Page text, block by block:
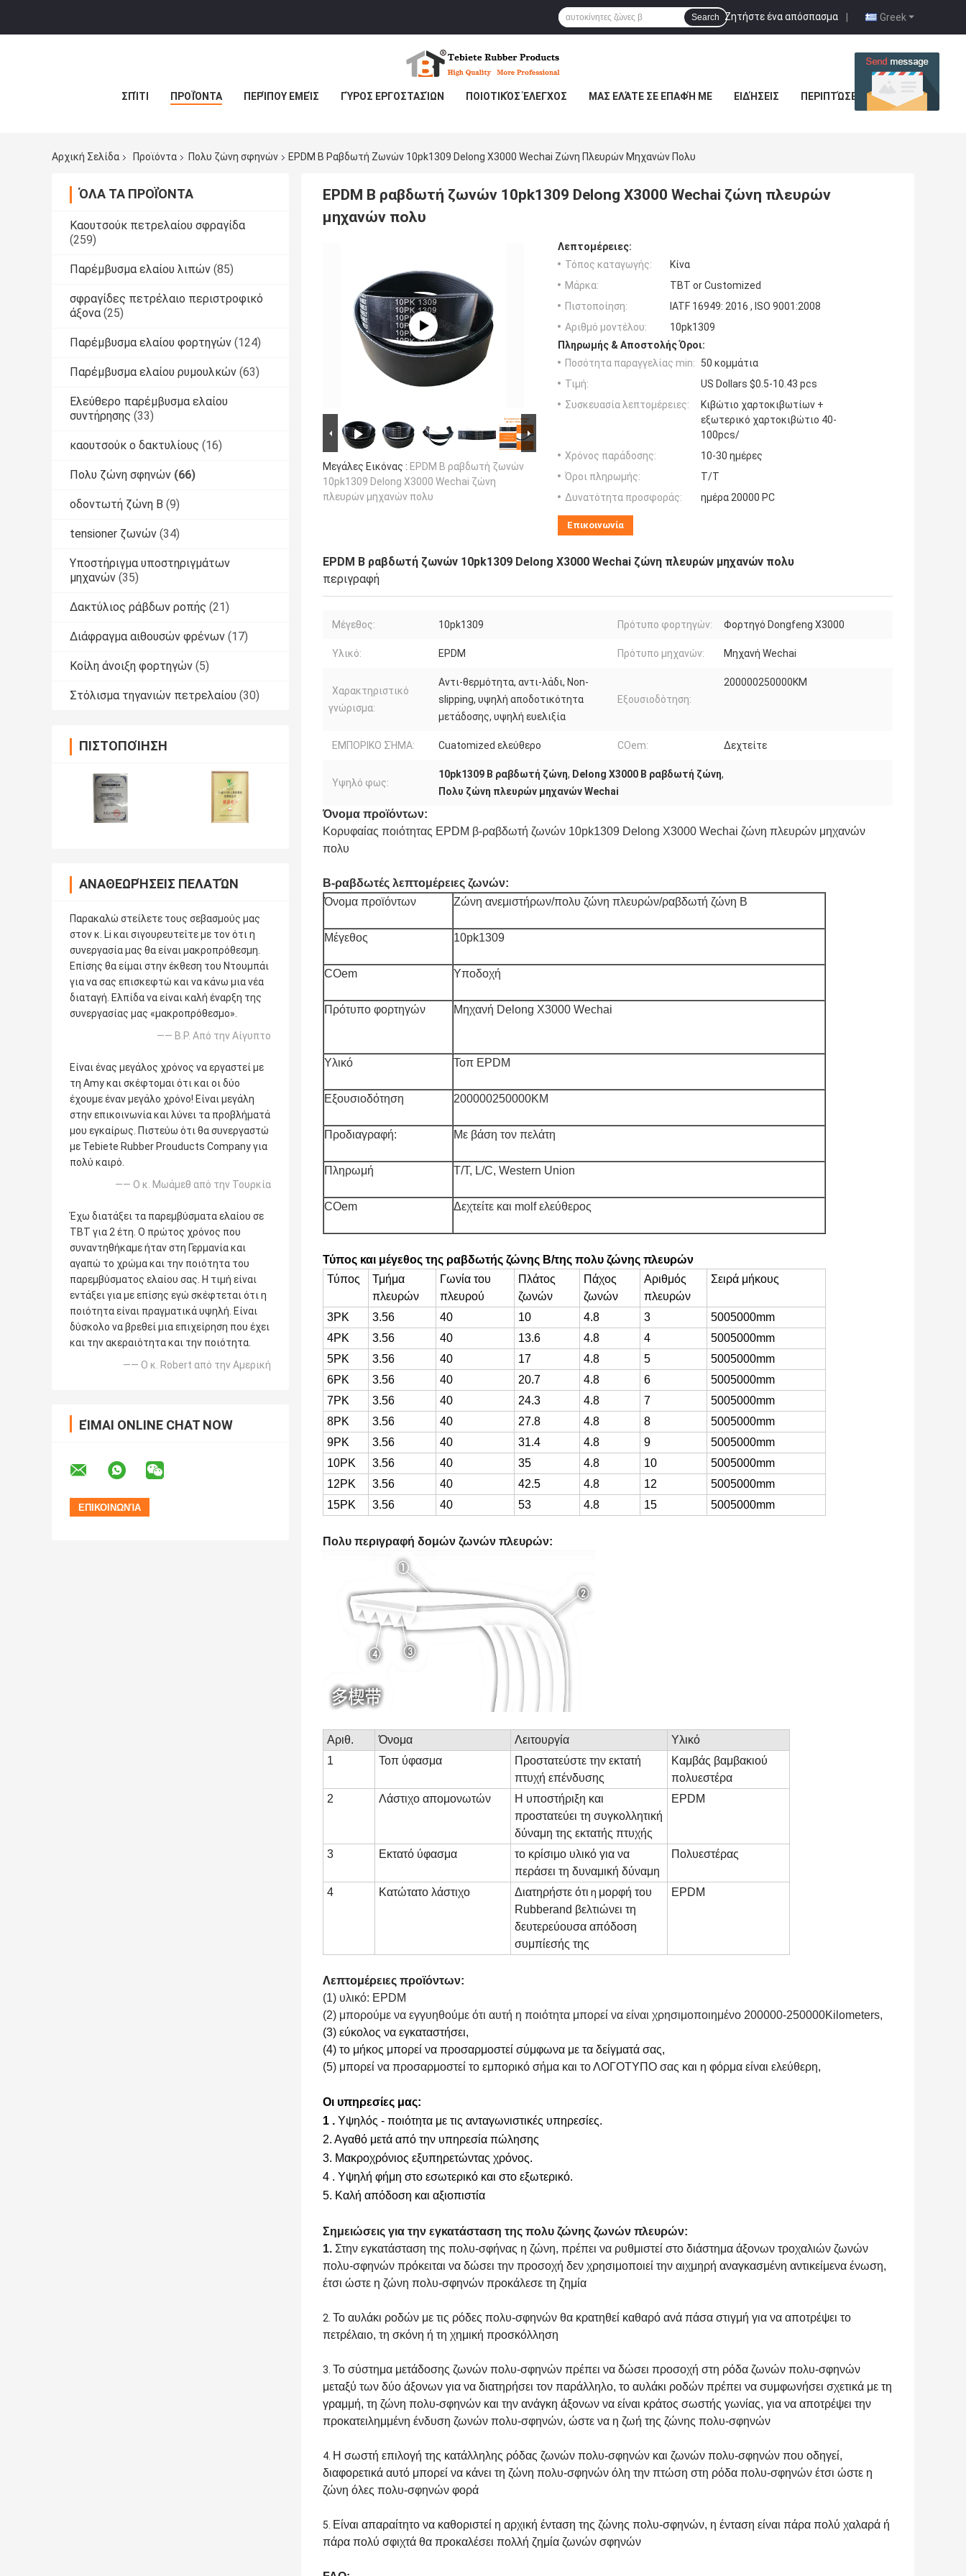
Greek
Ζητήστε ένα απόσπασμα |
Search
ΣΠΊΤΙ ΠΡΟΪΌΝΤΑ ΠΕΡΊΠΟΥ ΕΜΕΊΣ ΓΎΡΟΣ ΕΡΓΟΣΤΑΣΊΩΝ ΠΟΙΟΤΙΚΌΣ ΈΛΕΓΧΟΣ ΜΑΣ ΕΛΆΤΕ ΣΕ ΕΠΑΦΉ ΜΕ ΕΙΔΉΣΕΙΣ ΠΕΡΙΠΤΏΣΕΙΣ
Αρχική Σελίδα Προϊόντα Πολυ ζώνη σφηνών EPDM Β Ραβδωτή Ζωνών 10pk1309 Delong X3000 Wechai Ζώνη Πλευρών Μηχανών Πολυ
ΌΛΑ ΤΑ ΠΡΟΪΌΝΤΑ
Καουτσούκ πετρελαίου σφραγίδα
(259)
Παρέμβυσμα ελαίου λιπών (85)
σφραγίδες πετρέλαιο περιστροφικό
άξονα (25)
Παρέμβυσμα ελαίου φορτηγών (124)
Παρέμβυσμα ελαίου ρυμουλκών (63)
Ελεύθερο παρέμβυσμα ελαίου
συντήρησης (33)
καουτσούκ o δακτυλίους (16)
Πολυ ζώνη σφηνών (66)
οδοντωτή ζώνη Β (9)
tensioner ζωνών (34)
Υποστήριγμα υποστηριγμάτων
μηχανών (35)
Δακτύλιος ράβδων ροπής (21)
Διάφραγμα αιθουσών φρένων (17)
Κοίλη άνοιξη φορτηγών (5)
Στόλισμα τηγανιών πετρελαίου (30)
ΠΙΣΤΟΠΟΊΗΣΗ
ΑΝΑΘΕΩΡΉΣΕΙΣ ΠΕΛΑΤΏΝ
Παρακαλώ στείλετε τους σεβασμούς μας
στον κ. Li και σιγουρευτείτε με τον ότι η
συνεργασία μας θα είναι μακροπρόθεσμη.
Επίσης θα είμαι στην έκθεση του Ντουμπάι
για να σας επισκεφτώ και να κάνω μια νέα
διαταγή. Ελπίδα να είναι καλή έναρξη της
συνεργασίας μας «μακροπρόθεσμο».
—— B.P. Από την Αίγυπτο
Είναι ένας μεγάλος χρόνος να εργαστεί με
τη Amy και σκέφτομαι ότι και οι δύο
έχουμε έναν μεγάλο χρόνο! Είναι μεγάλη
στην επικοινωνία και λύνει τα προβλήματά
μου εγκαίρως. Πιστεύω ότι θα συνεργαστώ
με Tebiete Rubber Prouducts Company για
πολύ καιρό.
—— Ο κ. Μωάμεθ από την Τουρκία
Έχω διατάξει τα παρεμβύσματα ελαίου σε
TBT για 2 έτη. Ο πρώτος χρόνος που
συναντηθήκαμε ήταν στη Γερμανία και
αγαπώ το χρώμα και την ποιότητα του
παρεμβύσματος ελαίου σας. Η τιμή είναι
εντάξει για με επίσης εγώ σκέφτεται ότι η
ποιότητα είναι πραγματικά υψηλή. Είναι
δύσκολο να βρεθεί μια επιχείρηση που έχει
και την ακεραιότητα και την ποιότητα.
—— Ο κ. Robert από την Αμερική
ΕΊΜΑΙ ONLINE CHAT NOW
EPDM Β ραβδωτή ζωνών 10pk1309 Delong X3000 Wechai ζώνη πλευρών
μηχανών πολυ
Μεγάλες Εικόνας : EPDM Β ραβδωτή ζωνών
10pk1309 Delong X3000 Wechai ζώνη
πλευρών μηχανών πολυ
Λεπτομέρειες:
Τόπος καταγωγής:
Κίνα
Μάρκα:
TBT or Customized
Πιστοποίηση:
IATF 16949: 2016 , ISO 9001:2008
Αριθμό μοντέλου:
10pk1309
Πληρωμής & Αποστολής Όροι:
Ποσότητα παραγγελίας min:
50 κομμάτια
Τιμή:
US Dollars $0.5-10.43 pcs
Συσκευασία λεπτομέρειες:
Κιβώτιο χαρτοκιβωτίων +
εξωτερικό χαρτοκιβώτιο 40-
100pcs/
Χρόνος παράδοσης:
10-30 ημέρες
Όροι πληρωμής:
T/T
Δυνατότητα προσφοράς:
ημέρα 20000 PC
Επικοινωνία
EPDM Β ραβδωτή ζωνών 10pk1309 Delong X3000 Wechai ζώνη πλευρών μηχανών πολυ
περιγραφή
Μέγεθος: 10pk1309 Πρότυπο φορτηγών: Φορτηγό Dongfeng X3000
Υλικό: EPDM Πρότυπο μηχανών: Μηχανή Wechai
Χαρακτηριστικό
γνώρισμα:
Αντι-θερμότητα, αντι-λάδι, Non-
slipping, υψηλή αποδοτικότητα
μετάδοσης, υψηλή ευελιξία
Εξουσιοδότηση:
200000250000KM
ΕΜΠΟΡΙΚΟ ΣΉΜΑ: Cuatomized ελεύθερο COem: Δεχτείτε
Υψηλό φως:
10pk1309 Β ραβδωτή ζώνη, Delong X3000 Β ραβδωτή ζώνη,
Πολυ ζώνη πλευρών μηχανών Wechai
Όνομα προϊόντων:
Κορυφαίας ποιότητας EPDM β-ραβδωτή ζωνών 10pk1309 Delong X3000 Wechai ζώνη πλευρών μηχανών
πολυ
Β-ραβδωτές λεπτομέρειες ζωνών:
Όνομα προϊόντων
Ζώνη ανεμιστήρων/πολυ ζώνη πλευρών/ραβδωτή ζώνη Β
Μέγεθος 10pk1309
COem Υποδοχή
Πρότυπο φορτηγών Μηχανή Delong X3000 Wechai
Υλικό Τοπ EPDM
Εξουσιοδότηση 200000250000KM
Προδιαγραφή: Με βάση τον πελάτη
Πληρωμή T/T, L/C, Western Union
COem Δεχτείτε και molf ελεύθερος
Τύπος και μέγεθος της ραβδωτής ζώνης Β/της πολυ ζώνης πλευρών
Τύπος
Τμήμα
πλευρών
Γωνία του
πλευρού
Πλάτος
ζωνών
Πάχος
ζωνών
Αριθμός
πλευρών
Σειρά μήκους
3PK 3.56 40 10 4.8 3
5005000mm
4PK
3.56 40 13.6 4.8 4
5005000mm
5PK
3.56 40 17 4.8 5
5005000mm
6PK
3.56 40 20.7 4.8 6
5005000mm
7PK
3.56 40 24.3 4.8 7
5005000mm
8PK
3.56 40 27.8 4.8 8
5005000mm
9PK
3.56 40 31.4 4.8 9
5005000mm
10PK
3.56 40 35 4.8 10
5005000mm
12PK
3.56 40 42.5 4.8 12
5005000mm
15PK
3.56 40 53 4.8 15 5005000mm
Πολυ περιγραφή δομών ζωνών πλευρών:
Αριθ. Όνομα Λειτουργία
Υλικό
1
Τοπ ύφασμα
Προστατεύστε την εκτατή
πτυχή επένδυσης
Καμβάς βαμβακιού
πολυεστέρα
2
Λάστιχο απομονωτών
Η υποστήριξη και
προστατεύει τη συγκολλητική
δύναμη της εκτατής πτυχής
EPDM
3 Εκτατό ύφασμα
το κρίσιμο υλικό για να
περάσει τη δυναμική δύναμη
Πολυεστέρας
4 Κατώτατο λάστιχο Διατηρήστε ότι η μορφή του
Rubberand βελτιώνει τη
δευτερεύουσα απόδοση
συμπίεσής της
EPDM
Λεπτομέρειες προϊόντων:
(1) υλικό: EPDM
(2) μπορούμε να εγγυηθούμε ότι αυτή η ποιότητα μπορεί να είναι χρησιμοποιημένο 200000-250000Kilometers,
(3) εύκολος να εγκαταστήσει,
(4) το μήκος μπορεί να προσαρμοστεί σύμφωνα με τα δείγματά σας,
(5) μπορεί να προσαρμοστεί το εμπορικό σήμα και το ΛΟΓΟΤΥΠΟ σας και η φόρμα είναι ελεύθερη,
Οι υπηρεσίες μας:
1 . Υψηλός - ποιότητα με τις ανταγωνιστικές υπηρεσίες.
2. Αγαθό μετά από την υπηρεσία πώλησης
3. Μακροχρόνιος εξυπηρετώντας χρόνος.
4 . Υψηλή φήμη στο εσωτερικό και στο εξωτερικό.
5. Καλή απόδοση και αξιοπιστία
Σημειώσεις για την εγκατάσταση της πολυ ζώνης ζωνών πλευρών:
1. Στην εγκατάσταση της πολυ-σφήνας η ζώνη, πρέπει να ρυθμιστεί στο διάστημα άξονων τροχαλιών ζωνών
πολυ-σφηνών πρόκειται να δώσει την προσοχή δεν χρησιμοποιεί την αιχμηρή αναγκασμένη αντικείμενα ένωση,
έτσι ώστε η ζώνη πολυ-σφηνών προκάλεσε τη ζημία
2. Το αυλάκι ροδών με τις ρόδες πολυ-σφηνών θα κρατηθεί καθαρό ανά πάσα στιγμή για να αποτρέψει το
πετρέλαιο, τη σκόνη ή τη χημική προσκόλληση
3. Το σύστημα μετάδοσης ζωνών πολυ-σφηνών πρέπει να δώσει προσοχή στη ρόδα ζωνών πολυ-σφηνών
μεταξύ των δύο άξονων για να διατηρήσει τον παράλληλο, το αυλάκι ροδών πρέπει να συμφωνήσει σχετικά με τη
γραμμή, τη ζώνη πολυ-σφηνών και την ανάγκη άξονων να είναι κράτος σωστής γωνίας, για να αποτρέψει την
προκατειλημμένη ένδυση ζωνών πολυ-σφηνών, ώστε να η ζωή της ζώνης πολυ-σφηνών
4. Η σωστή επιλογή της κατάλληλης ρόδας ζωνών πολυ-σφηνών και ζωνών πολυ-σφηνών που οδηγεί,
διαφορετικά αυτό μπορεί να κάνει τη ζώνη πολυ-σφηνών όλη την πτώση στη ρόδα πολυ-σφηνών έτσι ώστε η
ζώνη όλες πολυ-σφηνών φορά
5. Είναι απαραίτητο να καθοριστεί η αρχική ένταση της ζώνης πολυ-σφηνών, η ένταση είναι πάρα πολύ χαλαρά ή
πάρα πολύ σφιχτά θα προκαλέσει πολλή ζημία ζωνών σφηνών